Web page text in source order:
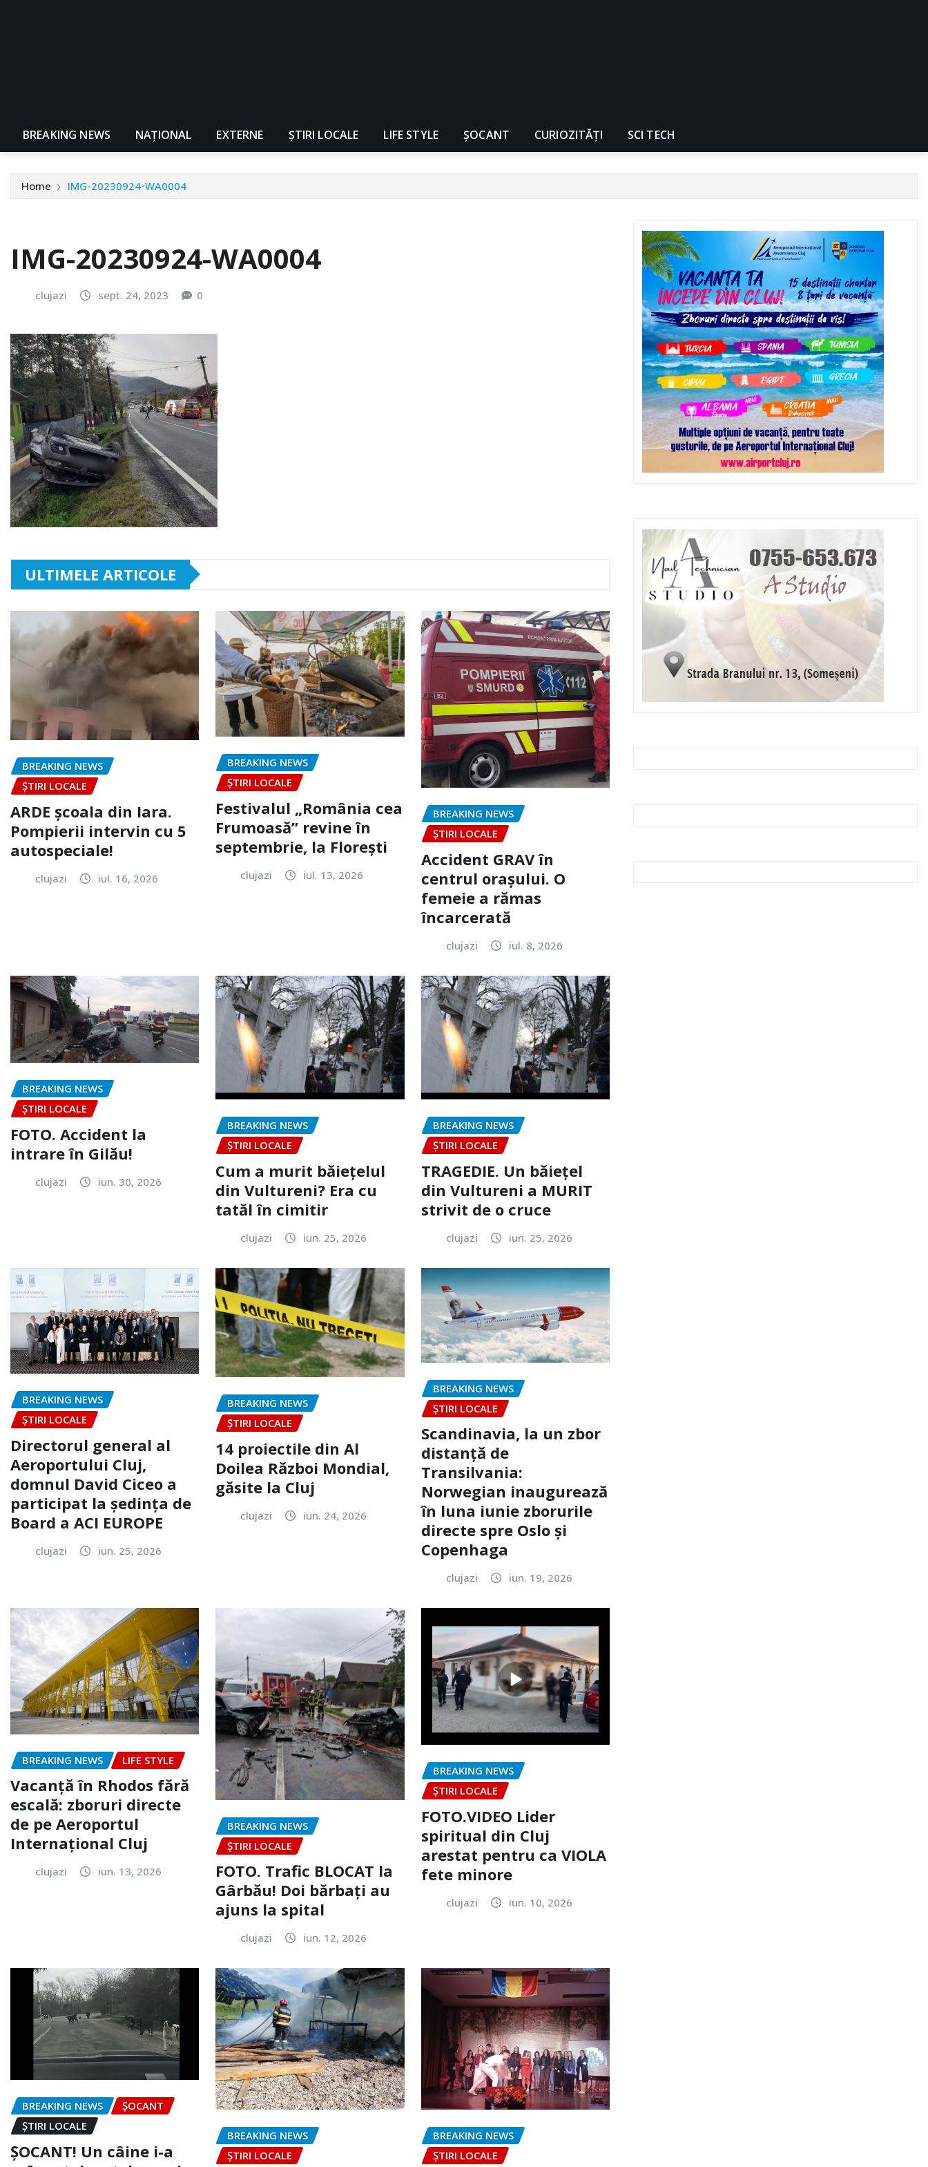
BREAKING NEWS NAŢIONAL EXTERNE ȘTIRI LOCALE LIFE STYLE ȘOCANT CURIOZITĂȚI SCI TECH
Home IMG-20230924-WA0004
IMG-20230924-WA0004
clujazi sept. 24, 2023 0
ULTIMELE ARTICOLE
BREAKING NEWS
ȘTIRI LOCALE
ARDE școala din Iara.
Pompierii intervin cu 5
autospeciale!
clujazi iul. 16, 2026
BREAKING NEWS
ȘTIRI LOCALE
Festivalul „România cea
Frumoasă” revine în
septembrie, la Florești
clujazi iul. 13, 2026
BREAKING NEWS
ȘTIRI LOCALE
Accident GRAV în
centrul orașului. O
femeie a rămas
încarcerată
clujazi iul. 8, 2026
BREAKING NEWS
ȘTIRI LOCALE
FOTO. Accident la
intrare în Gilău!
clujazi iun. 30, 2026
BREAKING NEWS
ȘTIRI LOCALE
Cum a murit băiețelul
din Vultureni? Era cu
tatăl în cimitir
clujazi iun. 25, 2026
BREAKING NEWS
ȘTIRI LOCALE
TRAGEDIE. Un băiețel
din Vultureni a MURIT
strivit de o cruce
clujazi iun. 25, 2026
BREAKING NEWS
ȘTIRI LOCALE
Directorul general al
Aeroportului Cluj,
domnul David Ciceo a
participat la ședința de
Board a ACI EUROPE
clujazi iun. 25, 2026
BREAKING NEWS
ȘTIRI LOCALE
14 proiectile din Al
Doilea Război Mondial,
găsite la Cluj
clujazi iun. 24, 2026
BREAKING NEWS
ȘTIRI LOCALE
Scandinavia, la un zbor
distanță de
Transilvania:
Norwegian inaugurează
în luna iunie zborurile
directe spre Oslo și
Copenhaga
clujazi iun. 19, 2026
BREAKING NEWS LIFE STYLE
Vacanță în Rhodos fără
escală: zboruri directe
de pe Aeroportul
Internațional Cluj
clujazi iun. 13, 2026
BREAKING NEWS
ȘTIRI LOCALE
FOTO. Trafic BLOCAT la
Gârbău! Doi bărbați au
ajuns la spital
clujazi iun. 12, 2026
BREAKING NEWS
ȘTIRI LOCALE
FOTO.VIDEO Lider
spiritual din Cluj
arestat pentru ca VIOLA
fete minore
clujazi iun. 10, 2026
BREAKING NEWS
ȘOCANT
ȘTIRI LOCALE
ȘOCANT! Un câine i-a
BREAKING NEWS
ȘTIRI LOCALE
BREAKING NEWS
ȘTIRI LOCALE